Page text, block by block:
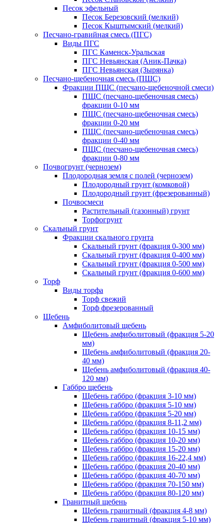
Песок эфельный
Песок Березовский (мелкий)
Песок Кыштымский (мелкий)
Песчано-гравийная смесь (ПГС)
Виды ПГС
ПГС Каменск-Уральская
ПГС Невьянская (Аник-Пачка)
ПГС Невьянская (Зырянка)
Песчано-щебеночная смесь (ПЩС)
Фракции ПЩС (песчано-щебеночной смеси)
ПЩС (песчано-щебеночная смесь)
фракции 0-10 мм
ПЩС (песчано-щебеночная смесь)
фракции 0-20 мм
ПЩС (песчано-щебеночная смесь)
фракции 0-40 мм
ПЩС (песчано-щебеночная смесь)
фракции 0-80 мм
Почвогрунт (чернозем)
Плодородная земля с полей (чернозем)
Плодородный грунт (комковой)
Плодородный грунт (фрезерованный)
Почвосмеси
Растительный (газонный) грунт
Торфогрунт
Скальный грунт
Фракции скального грунта
Скальный грунт (фракция 0-300 мм)
Скальный грунт (фракция 0-400 мм)
Скальный грунт (фракция 0-500 мм)
Скальный грунт (фракция 0-600 мм)
Торф
Виды торфа
Торф свежий
Торф фрезерованный
Щебень
Амфиболитовый щебень
Щебень амфиболитовый (фракция 5-20
мм)
Щебень амфиболитовый (фракция 20-
40 мм)
Щебень амфиболитовый (фракция 40-
120 мм)
Габбро щебень
Щебень габбро (фракция 3-10 мм)
Щебень габбро (фракция 5-10 мм)
Щебень габбро (фракция 5-20 мм)
Щебень габбро (фракция 8-11,2 мм)
Щебень габбро (фракция 10-15 мм)
Щебень габбро (фракция 10-20 мм)
Щебень габбро (фракция 15-20 мм)
Щебень габбро (фракция 16-22,4 мм)
Щебень габбро (фракция 20-40 мм)
Щебень габбро (фракция 40-70 мм)
Щебень габбро (фракция 70-150 мм)
Щебень габбро (фракция 80-120 мм)
Гранитный щебень
Щебень гранитный (фракция 4-8 мм)
Щебень гранитный (фракция 5-10 мм)